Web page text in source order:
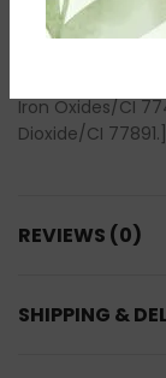
Helianthus
Iron Oxides/CI
Dioxide/CI 77891.]
REVIEWS (0)
SHIPPING &